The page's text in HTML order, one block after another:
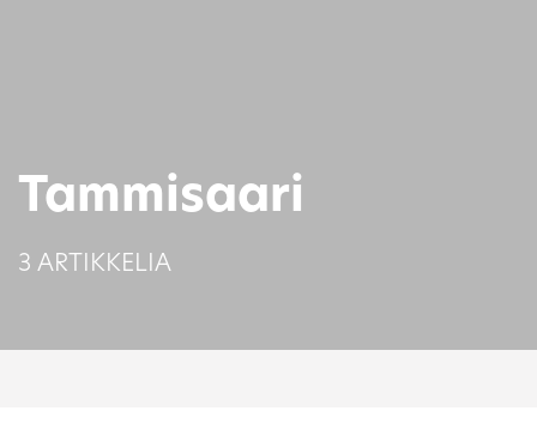
Tammisaari
3 ARTIKKELIA